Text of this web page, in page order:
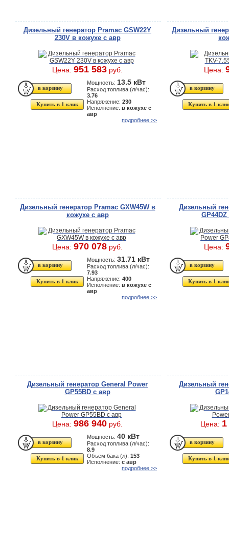
Дизельный генератор Pramac GSW22Y
230V в кожухе с авр
Цена: 951 583 руб.
Купить в 1 клик
Мощность: 13.5 кВт
Расход топлива (л/час):
3.76
Напряжение: 230
Исполнение: в кожухе с
авр
подробнее >>
Дизельный
Цена:
Купить в 1
Дизельный генератор Pramac GXW45W в
кожухе с авр
Цена: 970 078 руб.
Купить в 1 клик
Мощность: 31.71 кВт
Расход топлива (л/час):
7.93
Напряжение: 400
Исполнение: в кожухе с
авр
подробнее >>
Дизельный
Цена:
Купить в 1
Дизельный генератор General Power
GP55BD с авр
Цена: 986 940 руб.
Купить в 1 клик
Мощность: 40 кВт
Расход топлива (л/час):
8.9
Объем бака (л): 153
Исполнение: с авр
подробнее >>
Дизельный
Цена:
Купить в 1